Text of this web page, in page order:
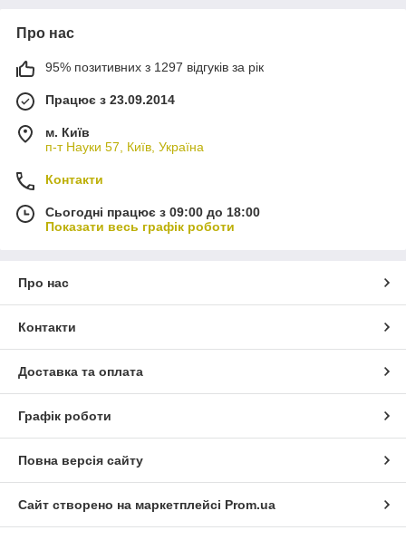
Про нас
95% позитивних з 1297 відгуків за рік
Працює з 23.09.2014
м. Київ
п-т Науки 57, Київ, Україна
Контакти
Сьогодні працює з 09:00 до 18:00
Показати весь графік роботи
Про нас
Контакти
Доставка та оплата
Графік роботи
Повна версія сайту
Сайт створено на маркетплейсі Prom.ua